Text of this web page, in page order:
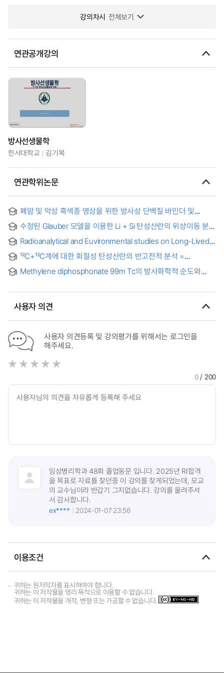
강의차시 전체보기
연관공개강의
방사선생물학
한서대학교 김기복
연관학위논문
폐암 및 악성 흑색종 영상을 위한 방사성 단백질 바인더 및
evaluation of radiolabeled protein binder and benzamide
derivative for imaging of lung cancer and malignant
melanoma
수정된 Glauber 모델을 이용한 Li + Si 탄성산란의 위상이동 분석
Modified Model
Radioanalytical and Euvironmental studies on Long-Lived
¹²C+¹²C계에 대한 회절성 탄성산란의 반고전적 분석 =
¹²C+¹²C system
Methylene diphosphonate 99m Tc의 방사화학적 순도와
사용자 의견
사용자 의견등록 및 강의평가를 위해서는 로그인을
해주세요.
0/ 200
임상병리학과 48회 졸업동문 입니다. 2025년 RI합격
을 목표로 자료를 찾던중 이 강의를 찾게되었는데, 모교
의 교수님이라 반갑기 그지없습니다. 강의를 올려주셔
서 감사합니다.
ex****
2024-01-07 23:56
이용조건
귀하는 원저작자를 표시하여야 합니다.
귀하는 이 저작물을 영리 목적으로 이용할 수 없습니다.
귀하는 이 저작물을 개작, 변형 또는 가공할 수 없습니다.